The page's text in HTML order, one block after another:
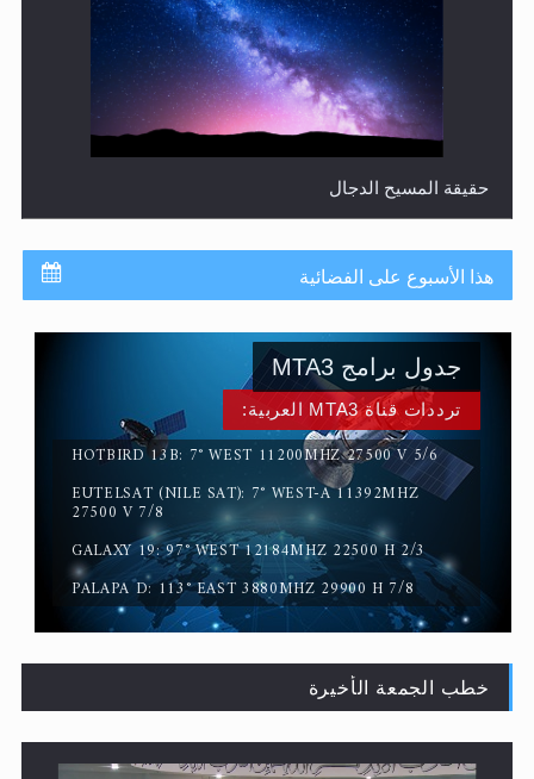
حقيقة المسيح الدجال
القرآن قاضٍ وحكمٌ على السنة ومهيمنٌ عليها.. ليس العكس
لا ناسخ ولا منسوخ في القرآن الكريم
هذا الأسبوع على الفضائية
ترددات قناة MTA3 العربية:
HOTBIRD 13B: 7° WEST 11200MHZ 27500 V 5/6
EUTELSAT (NILE SAT): 7° WEST-A 11392MHZ
27500 V 7/8
GALAXY 19: 97° WEST 12184MHZ 22500 H 2/3
PALAPA D: 113° EAST 3880MHZ 29900 H 7/8
خطب الجمعة الأخيرة